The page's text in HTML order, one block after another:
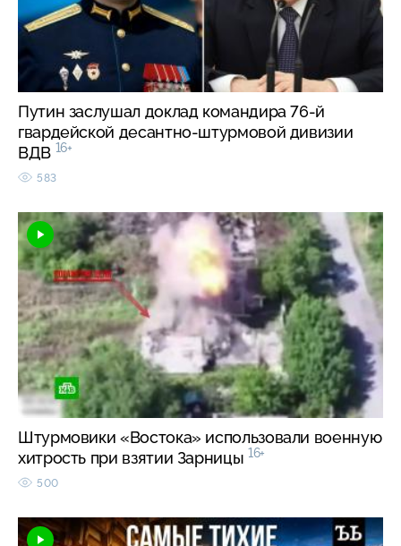
Путин заслушал доклад командира 76-й
гвардейской десантно-штурмовой дивизии
ВДВ 16+
583
Штурмовики «Востока» использовали военную
хитрость при взятии Зарницы 16+
500